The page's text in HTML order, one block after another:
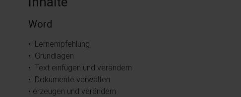
Word
• Lernempfehlung
• Grundlagen
• Text einfügen und verändern
• Dokumente verwalten
• erzeugen und verändern